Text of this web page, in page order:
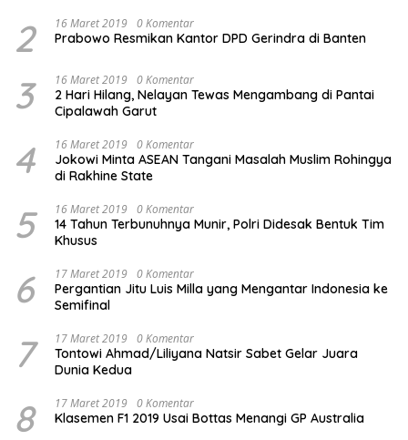
2 16 Maret 2019 0 Komentar
Prabowo Resmikan Kantor DPD Gerindra di Banten
3 16 Maret 2019 0 Komentar
2 Hari Hilang, Nelayan Tewas Mengambang di Pantai
Cipalawah Garut
4 16 Maret 2019 0 Komentar
Jokowi Minta ASEAN Tangani Masalah Muslim Rohingya
di Rakhine State
5 16 Maret 2019 0 Komentar
14 Tahun Terbunuhnya Munir, Polri Didesak Bentuk Tim
Khusus
6 17 Maret 2019 0 Komentar
Pergantian Jitu Luis Milla yang Mengantar Indonesia ke
Semifinal
7 17 Maret 2019 0 Komentar
Tontowi Ahmad/Liliyana Natsir Sabet Gelar Juara
Dunia Kedua
8 17 Maret 2019 0 Komentar
Klasemen F1 2019 Usai Bottas Menangi GP Australia